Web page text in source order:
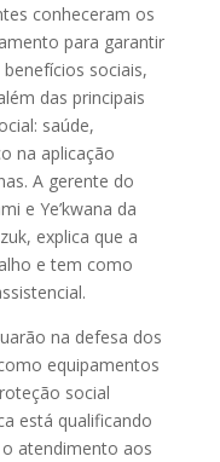
conheceram os
para garantir
sociais,
das principais
saúde,
na aplicação
A gerente do
e Ye’kwana da
explica que a
e tem como
na defesa dos
equipamentos
social
está qualificando
atendimento aos